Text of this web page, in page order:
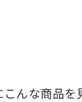
んな商品を